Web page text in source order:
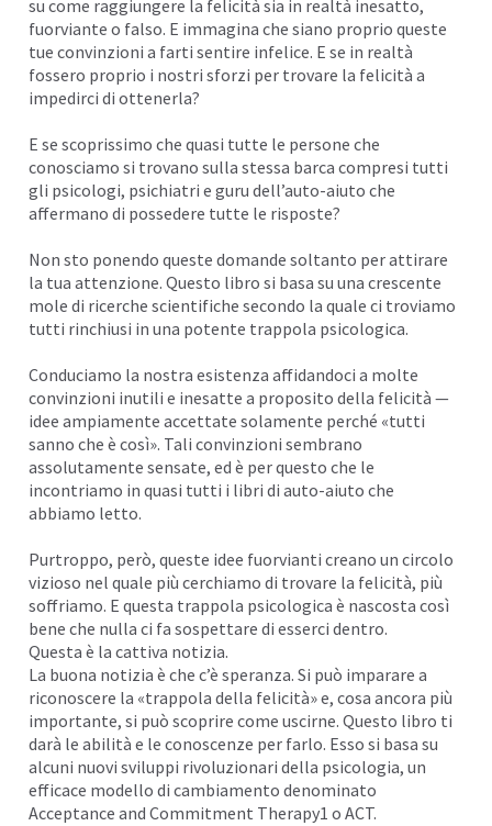
su come raggiungere la felicità sia in realtà inesatto,
fuorviante o falso. E immagina che siano proprio queste
tue convinzioni a farti sentire infelice. E se in realtà
fossero proprio i nostri sforzi per trovare la felicità a
impedirci di ottenerla?
E se scoprissimo che quasi tutte le persone che
conosciamo si trovano sulla stessa barca compresi tutti
gli psicologi, psichiatri e guru dell’auto-aiuto che
affermano di possedere tutte le risposte?
Non sto ponendo queste domande soltanto per attirare
la tua attenzione. Questo libro si basa su una crescente
mole di ricerche scientifiche secondo la quale ci troviamo
tutti rinchiusi in una potente trappola psicologica.
Conduciamo la nostra esistenza affidandoci a molte
convinzioni inutili e inesatte a proposito della felicità —
idee ampiamente accettate solamente perché «tutti
sanno che è così». Tali convinzioni sembrano
assolutamente sensate, ed è per questo che le
incontriamo in quasi tutti i libri di auto-aiuto che
abbiamo letto.
Purtroppo, però, queste idee fuorvianti creano un circolo
vizioso nel quale più cerchiamo di trovare la felicità, più
soffriamo. E questa trappola psicologica è nascosta così
bene che nulla ci fa sospettare di esserci dentro.
Questa è la cattiva notizia.
La buona notizia è che c’è speranza. Si può imparare a
riconoscere la «trappola della felicità» e, cosa ancora più
importante, si può scoprire come uscirne. Questo libro ti
darà le abilità e le conoscenze per farlo. Esso si basa su
alcuni nuovi sviluppi rivoluzionari della psicologia, un
efficace modello di cambiamento denominato
Acceptance and Commitment Therapy1 o ACT.